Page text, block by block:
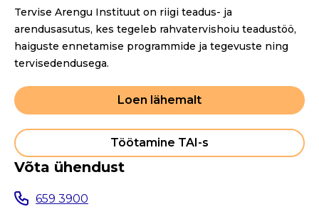
Tervise Arengu Instituut on riigi teadus- ja
arendusasutus, kes tegeleb rahvatervishoiu teadustöö,
haiguste ennetamise programmide ja tegevuste ning
tervisedendusega.
Loen lähemalt
Töötamine TAI-s
Võta ühendust
659 3900